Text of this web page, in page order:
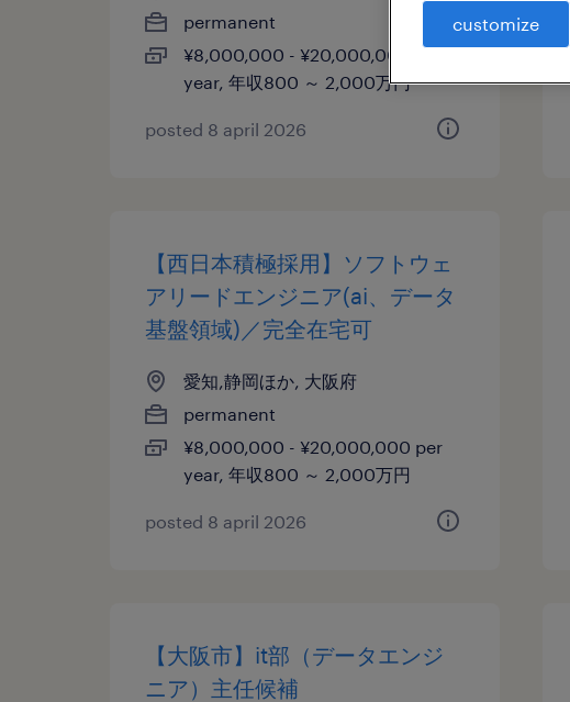
permanent
¥8,000,000 - ¥20,000,000 per
year, 年収800 ～ 2,000万円
posted 8 april 2026
【西日本積極採用】ソフトウェ
アリードエンジニア(ai、データ
基盤領域)／完全在宅可
愛知,静岡ほか, 大阪府
permanent
¥8,000,000 - ¥20,000,000 per
year, 年収800 ～ 2,000万円
posted 8 april 2026
【大阪市】it部（データエンジ
ニア）主任候補
customize